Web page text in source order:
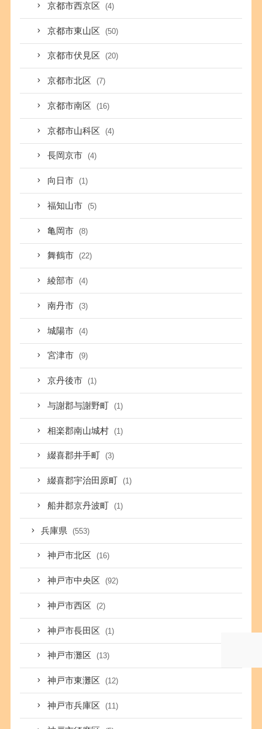
京都市西京区 (4)
京都市東山区 (50)
京都市伏見区 (20)
京都市北区 (7)
京都市南区 (16)
京都市山科区 (4)
長岡京市 (4)
向日市 (1)
福知山市 (5)
亀岡市 (8)
舞鶴市 (22)
綾部市 (4)
南丹市 (3)
城陽市 (4)
宮津市 (9)
京丹後市 (1)
与謝郡与謝野町 (1)
相楽郡南山城村 (1)
綴喜郡井手町 (3)
綴喜郡宇治田原町 (1)
船井郡京丹波町 (1)
兵庫県 (553)
神戸市北区 (16)
神戸市中央区 (92)
神戸市西区 (2)
神戸市長田区 (1)
神戸市灘区 (13)
神戸市東灘区 (12)
神戸市兵庫区 (11)